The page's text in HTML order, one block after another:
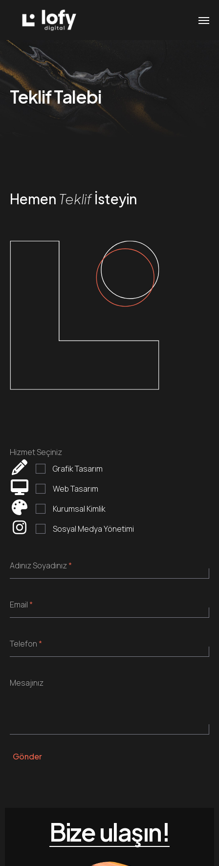
Teklif Talebi
Hemen Teklifİsteyin
Hizmet Seçiniz
Grafik Tasarım
Web Tasarım
Kurumsal Kimlik
Sosyal Medya Yönetimi
Adınız Soyadınız*
Email *
Telefon *
Mesajınız
Gönder
Bize ulaşın!